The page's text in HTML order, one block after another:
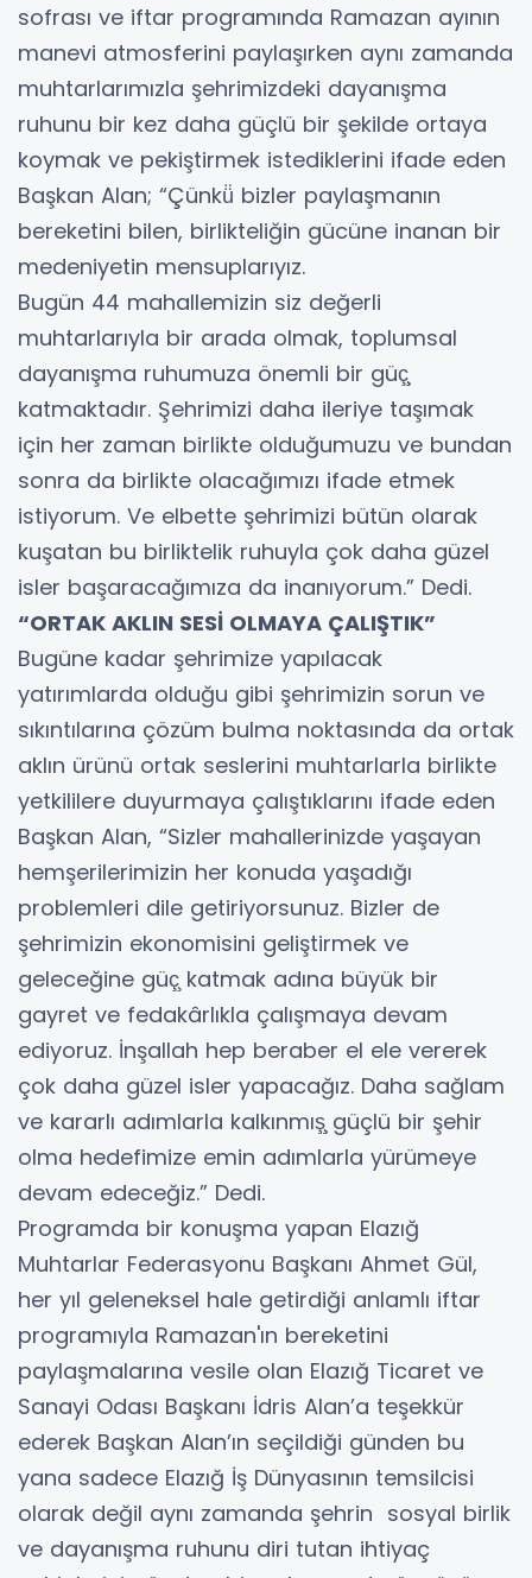
sofrası ve iftar programında Ramazan ayının
manevi atmosferini paylaşırken aynı zamanda
muhtarlarımızla şehrimizdeki dayanışma
ruhunu bir kez daha güçlü bir şekilde ortaya
koymak ve pekiştirmek istediklerini ifade eden
Başkan Alan; “Çünkü̈ bizler paylaşmanın
bereketini bilen, birlikteliğin gücüne inanan bir
medeniyetin mensuplarıyız.
Bugün 44 mahallemizin siz değerli
muhtarlarıyla bir arada olmak, toplumsal
dayanışma ruhumuza önemli bir güç̧̧
katmaktadır. Şehrimizi daha ileriye taşımak
için her zaman birlikte olduğumuzu ve bundan
sonra da birlikte olacağımızı ifade etmek
istiyorum. Ve elbette şehrimizi bütün olarak
kuşatan bu birliktelik ruhuyla çok daha güzel
isler başaracağımıza da inanıyorum.” Dedi.
“ORTAK AKLIN SESİ OLMAYA ÇALIŞTIK”
Bugüne kadar şehrimize yapılacak
yatırımlarda olduğu gibi şehrimizin sorun ve
sıkıntılarına çözüm bulma noktasında da ortak
aklın ürünü ortak seslerini muhtarlarla birlikte
yetkililere duyurmaya çalıştıklarını ifade eden
Başkan Alan, “Sizler mahallerinizde yaşayan
hemşerilerimizin her konuda yaşadığı
problemleri dile getiriyorsunuz. Bizler de
şehrimizin ekonomisini geliştirmek ve
geleceğine güç̧ katmak adına büyük bir
gayret ve fedakârlıkla çalışmaya devam
ediyoruz. İnşallah hep beraber el ele vererek
çok daha güzel isler yapacağız. Daha sağlam
ve kararlı adımlarla kalkınmış̧̧ güçlü bir şehir
olma hedefimize emin adımlarla yürümeye
devam edeceğiz.” Dedi.
Programda bir konuşma yapan Elazığ
Muhtarlar Federasyonu Başkanı Ahmet Gül,
her yıl geleneksel hale getirdiği anlamlı iftar
programıyla Ramazan'ın bereketini
paylaşmalarına vesile olan Elazığ Ticaret ve
Sanayi Odası Başkanı İdris Alan’a teşekkür
ederek Başkan Alan’ın seçildiği günden bu
yana sadece Elazığ İş Dünyasının temsilcisi
olarak değil aynı zamanda şehrin sosyal birlik
ve dayanışma ruhunu diri tutan ihtiyaç